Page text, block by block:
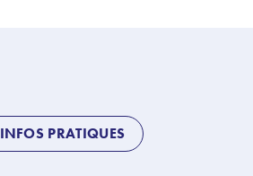
INFOS PRATIQUES